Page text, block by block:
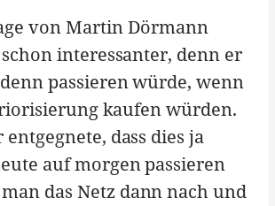
von Martin Dörmann
interessanter, denn er
passieren würde, wenn
kaufen würden.
dass dies ja
auf morgen passieren
das Netz dann nach und